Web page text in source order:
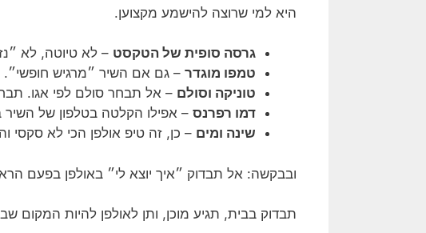
היא למי שרוצה להישמע מקצוען.
גרסה סופית של הטקסט – לא טיוטה, לא
טמפו מוגדר – גם אם השיר ״מרגיש חופשי״.
טוניקה וסולם – אל תבחר סולם לפי אגו.
דמו רפרנס – אפילו הקלטה בטלפון של
שינה ומים – כן, זה טיפ אולפן הכי לא סקסי
ובבקשה: אל תבדוק ״איך יוצא לי״ באולפן בפעם
תבדוק בבית, תגיע מוכן, ותן לאולפן להיות המקום